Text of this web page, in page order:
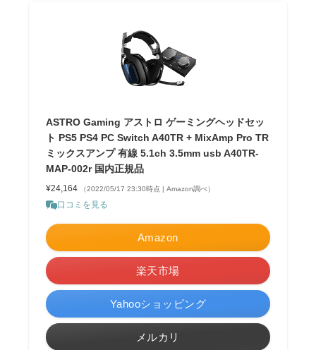
ASTRO Gaming アストロ ゲーミングヘッドセッ
ト PS5 PS4 PC Switch A40TR + MixAmp Pro TR
ミックスアンプ 有線 5.1ch 3.5mm usb A40TR-
MAP-002r 国内正規品
¥24,164 （2022/05/17 23:30時点 | Amazon調べ）
口コミを見る
Amazon
楽天市場
Yahooショッピング
メルカリ